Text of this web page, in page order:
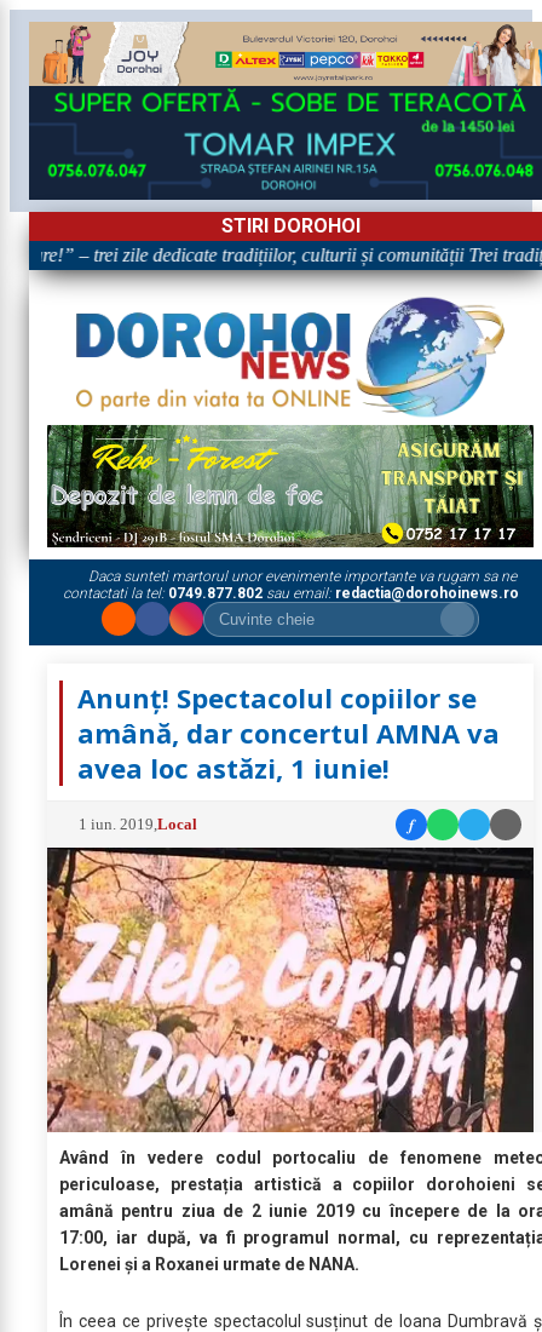
STIRI DOROHOI
– trei zile dedicate tradițiilor, culturii și comunității Trei
Daca sunteti martorul unor evenimente importante va rugam sa ne
contactati la tel: 0749.877.802sau email: redactia@dorohoinews.ro
Anunț! Spectacolul copiilor se
amână, dar concertul AMNA va
avea loc astăzi, 1 iunie!
1 iun. 2019 ,Local f
Având în vedere codul portocaliu de fenomene
periculoase, prestația artistică a copiilor dorohoieni
amână pentru ziua de 2 iunie 2019 cu începere de la
17:00, iar după, va fi programul normal, cu
Lorenei și a Roxanei urmate de NANA.
În ceea ce privește spectacolul susținut de Ioana Dumbravă